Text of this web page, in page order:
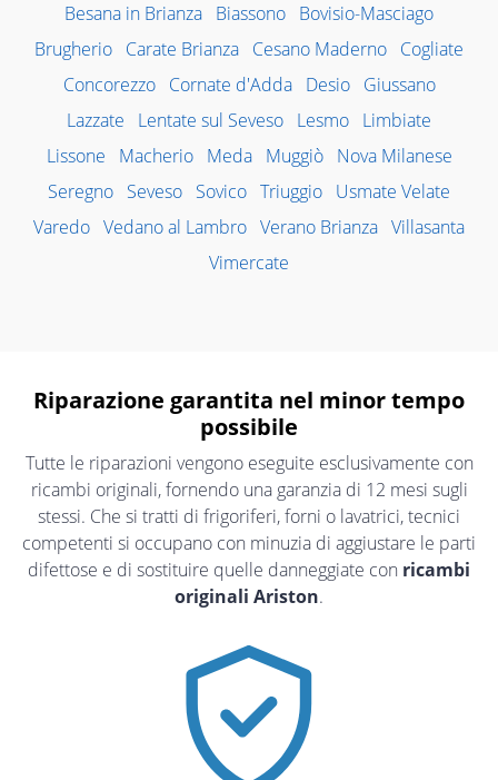
Besana in Brianza Biassono Bovisio-Masciago
Brugherio Carate Brianza Cesano Maderno Cogliate
Concorezzo
Cornate d'Adda Desio
Giussano
Lazzate
Lentate sul Seveso Lesmo Limbiate
Lissone
Macherio Meda Muggiò
Nova Milanese
Seregno Seveso Sovico Triuggio Usmate Velate
Varedo Vedano al Lambro Verano Brianza Villasanta
Vimercate
Riparazione garantita nel minor tempo
possibile
Tutte le riparazioni vengono eseguite esclusivamente con
ricambi originali, fornendo una garanzia di 12 mesi sugli
stessi. Che si tratti di frigoriferi, forni o lavatrici, tecnici
competenti si occupano con minuzia di aggiustare le parti
difettose e di sostituire quelle danneggiate con ricambi
originali Ariston.